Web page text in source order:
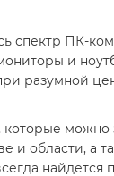
ПК-
и
разумной
можно
и области,